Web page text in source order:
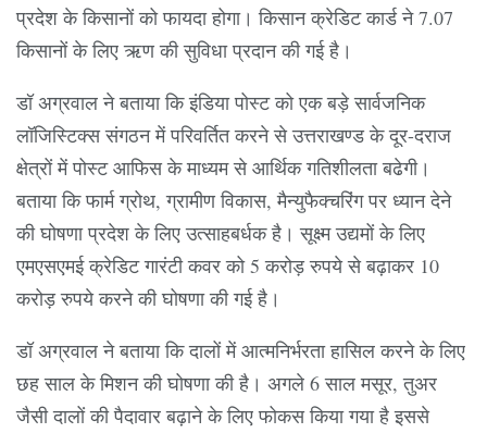
प्रदेश के किसानों को फायदा होगा। किसान क्रेडिट कार्ड ने 7.07
किसानों के लिए ऋण की सुविधा प्रदान की गई है।
डॉ अग्रवाल ने बताया कि इंडिया पोस्ट को एक बड़े सार्वजनिक
लॉजिस्टिक्स संगठन में परिवर्तित करने से उत्तराखण्ड के दूर-दराज
क्षेत्रों में पोस्ट आफिस के माध्यम से आर्थिक गतिशीलता बढेगी।
बताया कि फार्म ग्रोथ, ग्रामीण विकास, मैन्युफैक्चरिंग पर ध्यान देने
की घोषणा प्रदेश के लिए उत्साहबर्धक है। सूक्ष्म उद्यमों के लिए
एमएसएमई क्रेडिट गारंटी कवर को 5 करोड़ रुपये से बढ़ाकर 10
करोड़ रुपये करने की घोषणा की गई है।
डॉ अग्रवाल ने बताया कि दालों में आत्मनिर्भरता हासिल करने के लिए
छह साल के मिशन की घोषणा की है। अगले 6 साल मसूर, तुअर
जैसी दालों की पैदावार बढ़ाने के लिए फोकस किया गया है इससे